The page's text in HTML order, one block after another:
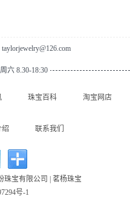
级感强烈一...
taylorjewelry@126.com
六 8.30-18:30
珠宝百科 淘宝网店
绍 联系我们
珠宝有限公司 | 茗杨珠宝
号-1